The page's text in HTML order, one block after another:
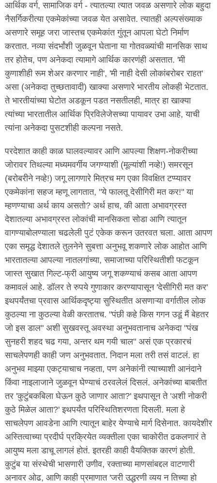
आर्थिक वर्ग, सामाजिक वर्ग - त्यातल्या त्यात जवळ असणारे लोक बहुदा
नैसर्गिकरीत्या एकमेकांच्या जवळ येत असावेत. त्यातही अल्पसंख्याक
असणारे समूह जरा जास्तच एकमेकांत गुंतून आपला घेटो निर्माण
करतात. नव्या संदर्भांशी जुळवून घेताना या गोतवळ्यांची मानसिक साथ
तर होतेच, पण अनेकदा त्यामागे आर्थिक कारणंही असतात. 'मी
कुणाशीही रूम शेअर करणार नाही', 'मी नाही देसी लोकांबरोबर राहत'
असा (अनेकदा तुच्छतावादी) खाक्या असणारे भारतीय लोकही भेटतात.
ते भारतीयांच्या घेटोत अडकून पडत नसतीलही, मात्र हा खाक्या
त्यांच्या भारतातील आर्थिक प्रिविलेजेसच्या पायावर उभा आहे, याची
त्यांना अनेकदा पुसटशीही कल्पना नसते.
परदेशात काही काळ घालवल्यावर आणि आपल्या शिक्षण-नोकरीच्या
जोरावर तिथल्या मध्यमवर्गीय जगण्याशी (मूल्यांशी नव्हे!) समरसून
(बरोबरीने नव्हे!) जगू लागणारे मित्रच मग एका विवक्षित टप्प्यावर
एकमेकांना सहज म्हणू लागतात, "ये फालतू देसीगिरी मत कर!" या
म्हणण्याचा अर्थ काय असतो? अर्थ हाच, की आता अभावग्रस्त
देशातल्या अभावग्रस्त लोकांची मानसिकता सोडा आणि त्यातून
वागण्याबोलण्याला चढलेली पुटं एकेक करून उतरवत चला. आता आपण
एका समृद्ध देशातले तुलनेने सुबत्ता अनुभवू शकणारे लोक आहोत आणि
भारतातल्या आपल्या नातलगांच्या, समाजाच्या परिस्थितीशी फटकून
जास्त सुखात गिल्ट-फ्री आयुष्य जगू शकण्याचं कसब आता आपण
कमावलं आहे. डॉलर ते रुपये गुणाकार करण्यापासून 'देसीगिरी मत कर'
इथपर्यंतचा प्रवास आर्थिकदृष्ट्या सुस्थितीत असणाऱ्या वर्गातील लोक
कुठल्या ना कुठल्या वेळी करतातच. "पंछी कहे किस गगन उडूं मैं बेहतर
जो इस डाल" अशी सुखवस्तू अवस्था अनुभवतानाच अनेकदा "पंख
सुनहरी शहद चढ गया, अन्तर थम गयी चाल" असं एक प्रकारचं
साचलेपणही काही जण अनुभवतात. निदान मला तरी तसं वाटलं. हा
अनुभव माझ्या एकट्याचाच नव्हता, पण अनेकांनी त्याच्याशी आनंदाने
किंवा नाइलाजाने जुळवून घेण्याचं ठरवलेलं दिसलं. अनेकांच्या बाबतीत
तर 'कुटुंबकबिला घेऊन कुठे जाणार आता?' इथपासून ते 'अशी नोकरी
कुठे मिळेल आता?' इथपर्यंत परिस्थितिशरणता दिसली. मला हे
साचलेपण आवडेना आणि त्यातून बाहेर येण्याचे मार्ग दिसेनात. कायदेशीर
अस्तित्वाच्या प्रदीर्घ प्रक्रियेत व्यक्तीला एका चाकोरीत ढकलणारं ते
आयुष्य मला डाचू लागलं होतं. इतरही काही वैयक्तिक कारणं होती.
कुटुंब या संस्थेची भासणारी उणीव, रक्ताच्या माणसांबद्दल वाटणारी
अनावर ओढ, आणि काही प्रमाणात 'जरी उद्धरणी व्यय न तिच्या हो